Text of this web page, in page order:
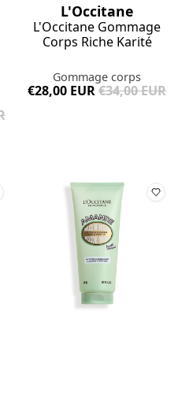
L'Occitane
L'Occitane Gommage
Corps Riche Karité
Gommage corps
€28,00 EUR€34,00 EUR